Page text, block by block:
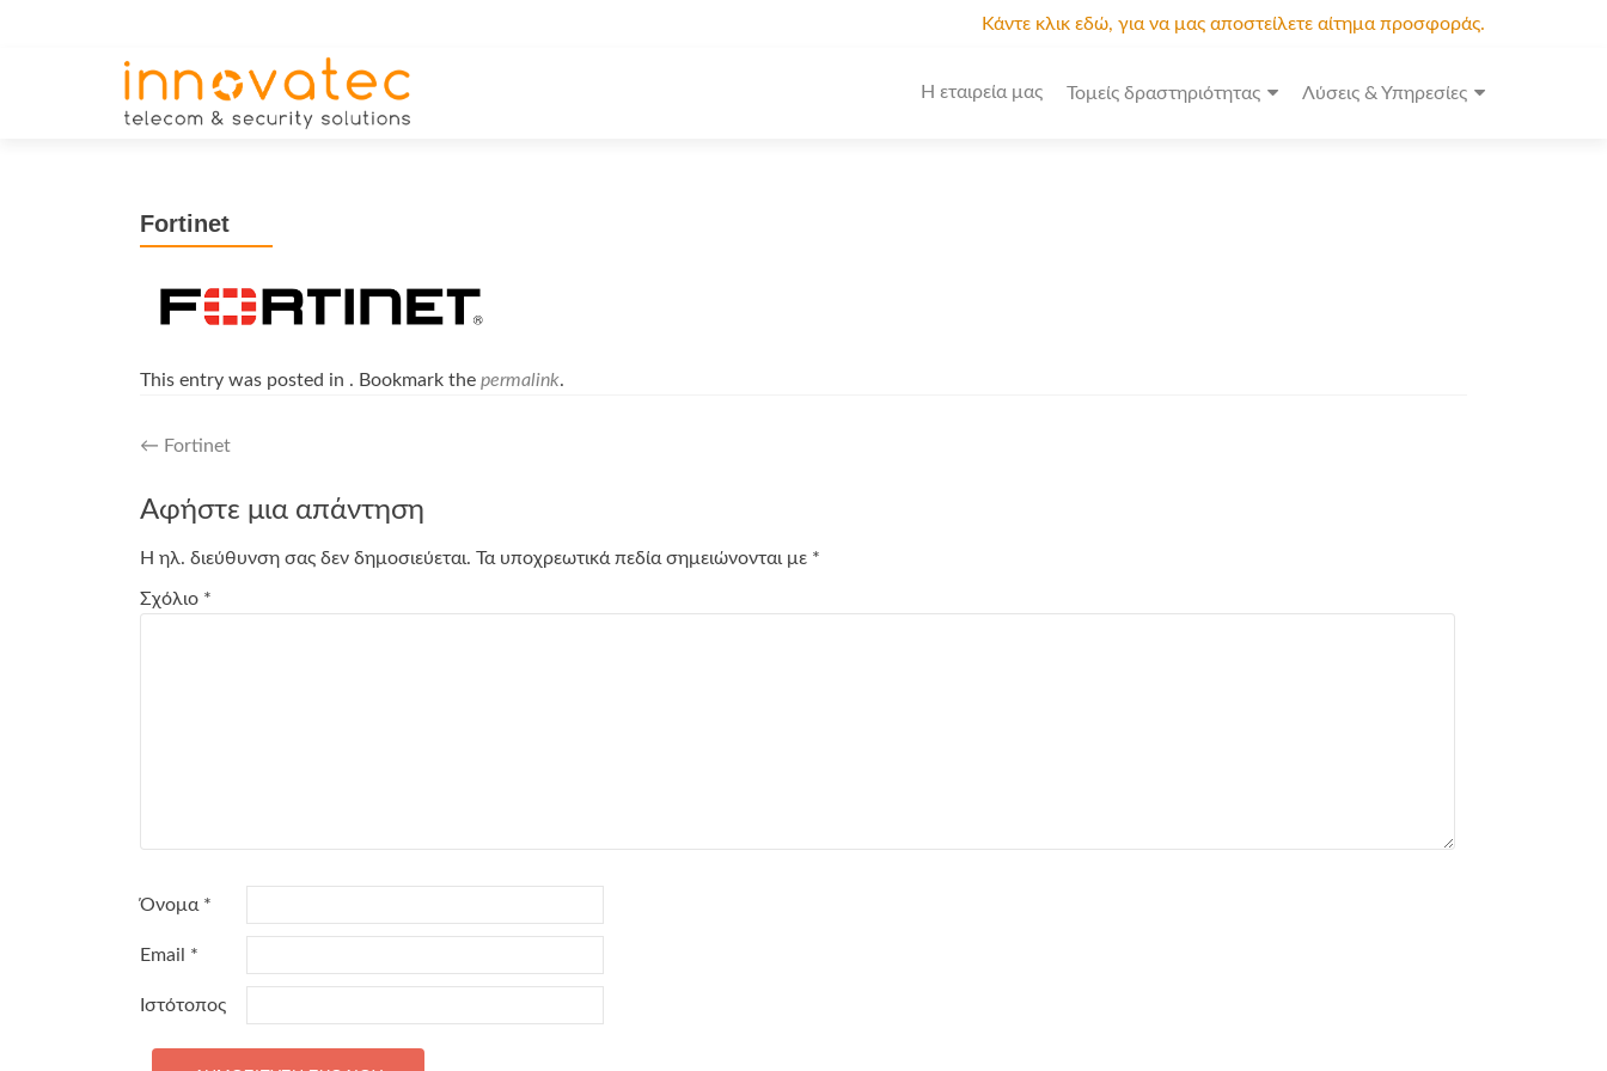
Κάντε κλικ εδώ, για να μας αποστείλετε αίτημα προσφοράς.
Η εταιρεία μας Τομείς δραστηριότητας Λύσεις & Υπηρεσίες
Fortinet
This entry was posted in . Bookmark the permalink.
Post
navigation
← Fortinet
Αφήστε μια απάντηση
Η ηλ. διεύθυνση σας δεν δημοσιεύεται. Τα υποχρεωτικά πεδία σημειώνονται με *
Σχόλιο *
Όνομα *
Email *
Ιστότοπος